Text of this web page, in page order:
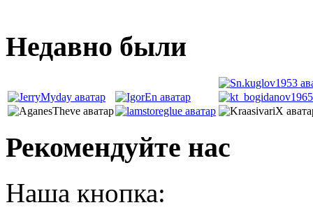
Недавно были
Рекомендуйте нас
Наша кнопка: